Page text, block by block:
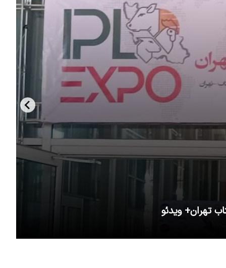
تهران+ ویدئو